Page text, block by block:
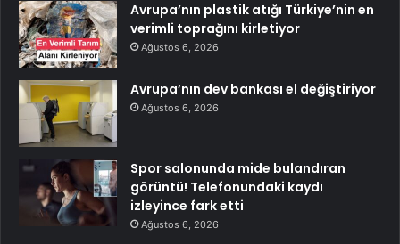
Avrupa’nın plastik atığı Türkiye’nin en
verimli toprağını kirletiyor
Ağustos 6, 2026
Avrupa’nın dev bankası el değiştiriyor
Ağustos 6, 2026
Spor salonunda mide bulandıran
görüntü! Telefonundaki kaydı
izleyince fark etti
Ağustos 6, 2026